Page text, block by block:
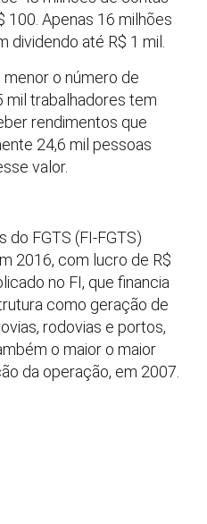
Apenas 16 milhões
dividendo até R$ 1 mil.
o número de
mil trabalhadores tem
rendimentos que
24,6 mil pessoas
valor.
do FGTS (FI-FGTS)
2016, com lucro de R$
no FI, que financia
como geração de
rodovias e portos,
o maior o maior
da operação, em 2007.